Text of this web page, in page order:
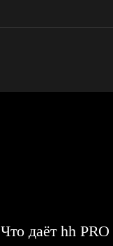
Что даёт hh PRO